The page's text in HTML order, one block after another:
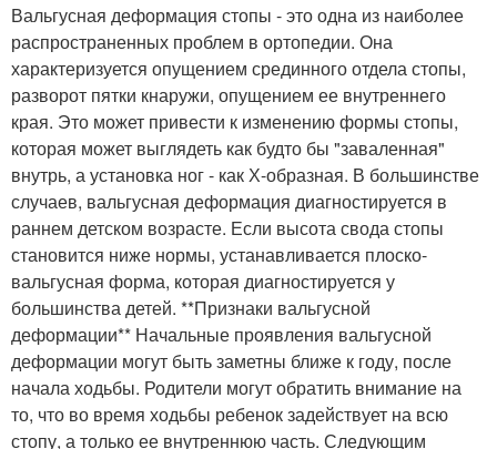
Вальгусная деформация стопы - это одна из наиболее
распространенных проблем в ортопедии. Она
характеризуется опущением срединного отдела стопы,
разворот пятки кнаружи, опущением ее внутреннего
края. Это может привести к изменению формы стопы,
которая может выглядеть как будто бы "заваленная"
внутрь, а установка ног - как Х-образная. В большинстве
случаев, вальгусная деформация диагностируется в
раннем детском возрасте. Если высота свода стопы
становится ниже нормы, устанавливается плоско-
вальгусная форма, которая диагностируется у
большинства детей. **Признаки вальгусной
деформации** Начальные проявления вальгусной
деформации могут быть заметны ближе к году, после
начала ходьбы. Родители могут обратить внимание на
то, что во время ходьбы ребенок задействует на всю
стопу, а только ее внутреннюю часть. Следующим